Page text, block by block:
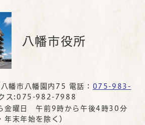
八幡市役所
幡市八幡園内75 電話： 075-983-
ス:075-982-7988
金曜日 午前9時から午後4時30分
年末年始を除く）